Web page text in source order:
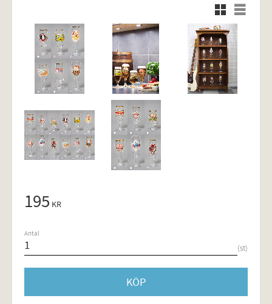
Rutnätsvy
Listvy
195 KR
Antal
st
KÖP